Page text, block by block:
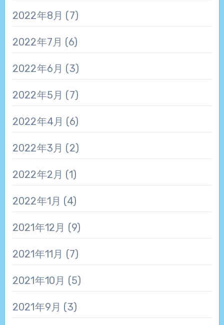
2022年8月 (7)
2022年7月 (6)
2022年6月 (3)
2022年5月 (7)
2022年4月 (6)
2022年3月 (2)
2022年2月 (1)
2022年1月 (4)
2021年12月 (9)
2021年11月 (7)
2021年10月 (5)
2021年9月 (3)